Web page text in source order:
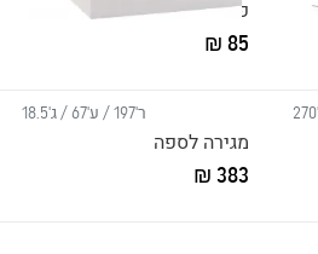
פינה חיצונית A03
85 ₪
ר'197 / ע'67 / ג'18.5
מגירה לספה
383 ₪